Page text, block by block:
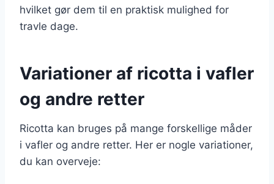
hvilket gør dem til en praktisk mulighed for
travle dage.
Variationer af ricotta i vafler
og andre retter
Ricotta kan bruges på mange forskellige måder
i vafler og andre retter. Her er nogle variationer,
du kan overveje: